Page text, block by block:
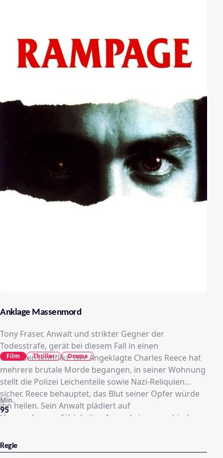
Broadway Bühnenautor und Teetrinker Ben beginnen
interessant zu werden.
Anklage Massenmord
Tony Fraser, Anwalt und strikter Gegner der
Todesstrafe, gerät bei diesem Fall in einen
Gewissenskonflikt: Der Angeklagte Charles Reece hat
mehrere brutale Morde begangen, in seiner Wohnung
stellt die Polizei Leichenteile sowie Nazi-Reliquien
sicher. Reece behauptet, das Blut seiner Opfer würde
ihn heilen. Sein Anwalt plädiert auf
Unzurechnungsfähigkeit aufgrund einer psychischen
95
Min.
Film Thriller Drama
Regie